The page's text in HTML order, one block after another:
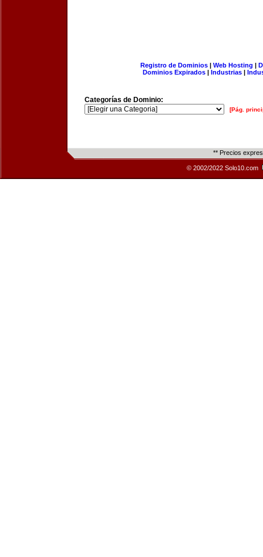
Registro de Dominios| Web Hosting |
Dominios Expirados | Industrias |
Categorías de Dominio:
[Pág.
** Precios
© 2002/2022 Solo10.com